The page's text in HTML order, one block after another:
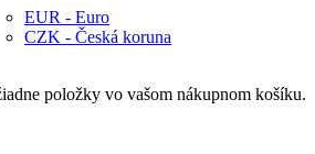
EUR - Euro
CZK - Česká koruna
položky vo vašom nákupnom košíku.